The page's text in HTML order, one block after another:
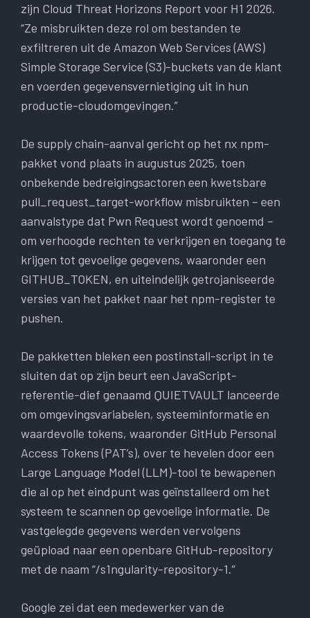
zijn Cloud Threat Horizons Report voor H1 2026.
“Ze misbruikten deze rol om bestanden te
exfiltreren uit de Amazon Web Services (AWS)
Simple Storage Service (S3)-buckets van de klant
en voerden gegevensvernietiging uit in hun
productie-cloudomgevingen.”
De supply chain-aanval gericht op het nx npm-
pakket vond plaats in augustus 2025, toen
onbekende bedreigingsactoren een kwetsbare
pull_request_target-workflow misbruikten – een
aanvalstype dat Pwn Request wordt genoemd –
om verhoogde rechten te verkrijgen en toegang te
krijgen tot gevoelige gegevens, waaronder een
GITHUB_TOKEN, en uiteindelijk getrojaniseerde
versies van het pakket naar het npm-register te
pushen.
De pakketten bleken een postinstall-script in te
sluiten dat op zijn beurt een JavaScript-
referentie-dief genaamd QUIETVAULT lanceerde
om omgevingsvariabelen, systeeminformatie en
waardevolle tokens, waaronder GitHub Personal
Access Tokens (PAT’s), over te hevelen door een
Large Language Model (LLM)-tool te bewapenen
die al op het eindpunt was geïnstalleerd om het
systeem te scannen op gevoelige informatie. De
vastgelegde gegevens werden vervolgens
geüpload naar een openbare GitHub-repository
met de naam “/s1ngularity-repository-1.”
Google zei dat een medewerker van de